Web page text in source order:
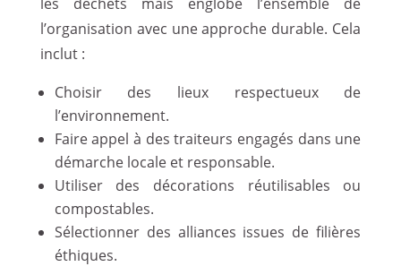
l’organisation avec une approche durable. Cela
inclut :
Choisir des lieux respectueux de
l’environnement.
Faire appel à des traiteurs engagés dans une
démarche locale et responsable.
Utiliser des décorations réutilisables ou
compostables.
Sélectionner des alliances issues de filières
éthiques.